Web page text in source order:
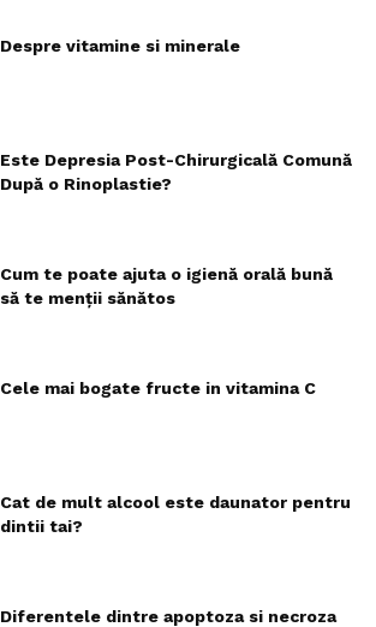
Despre vitamine si minerale
Este Depresia Post-Chirurgicală Comună
După o Rinoplastie?
Cum te poate ajuta o igienă orală bună
să te menții sănătos
Cele mai bogate fructe in vitamina C
Cat de mult alcool este daunator pentru
dintii tai?
Diferentele dintre apoptoza si necroza